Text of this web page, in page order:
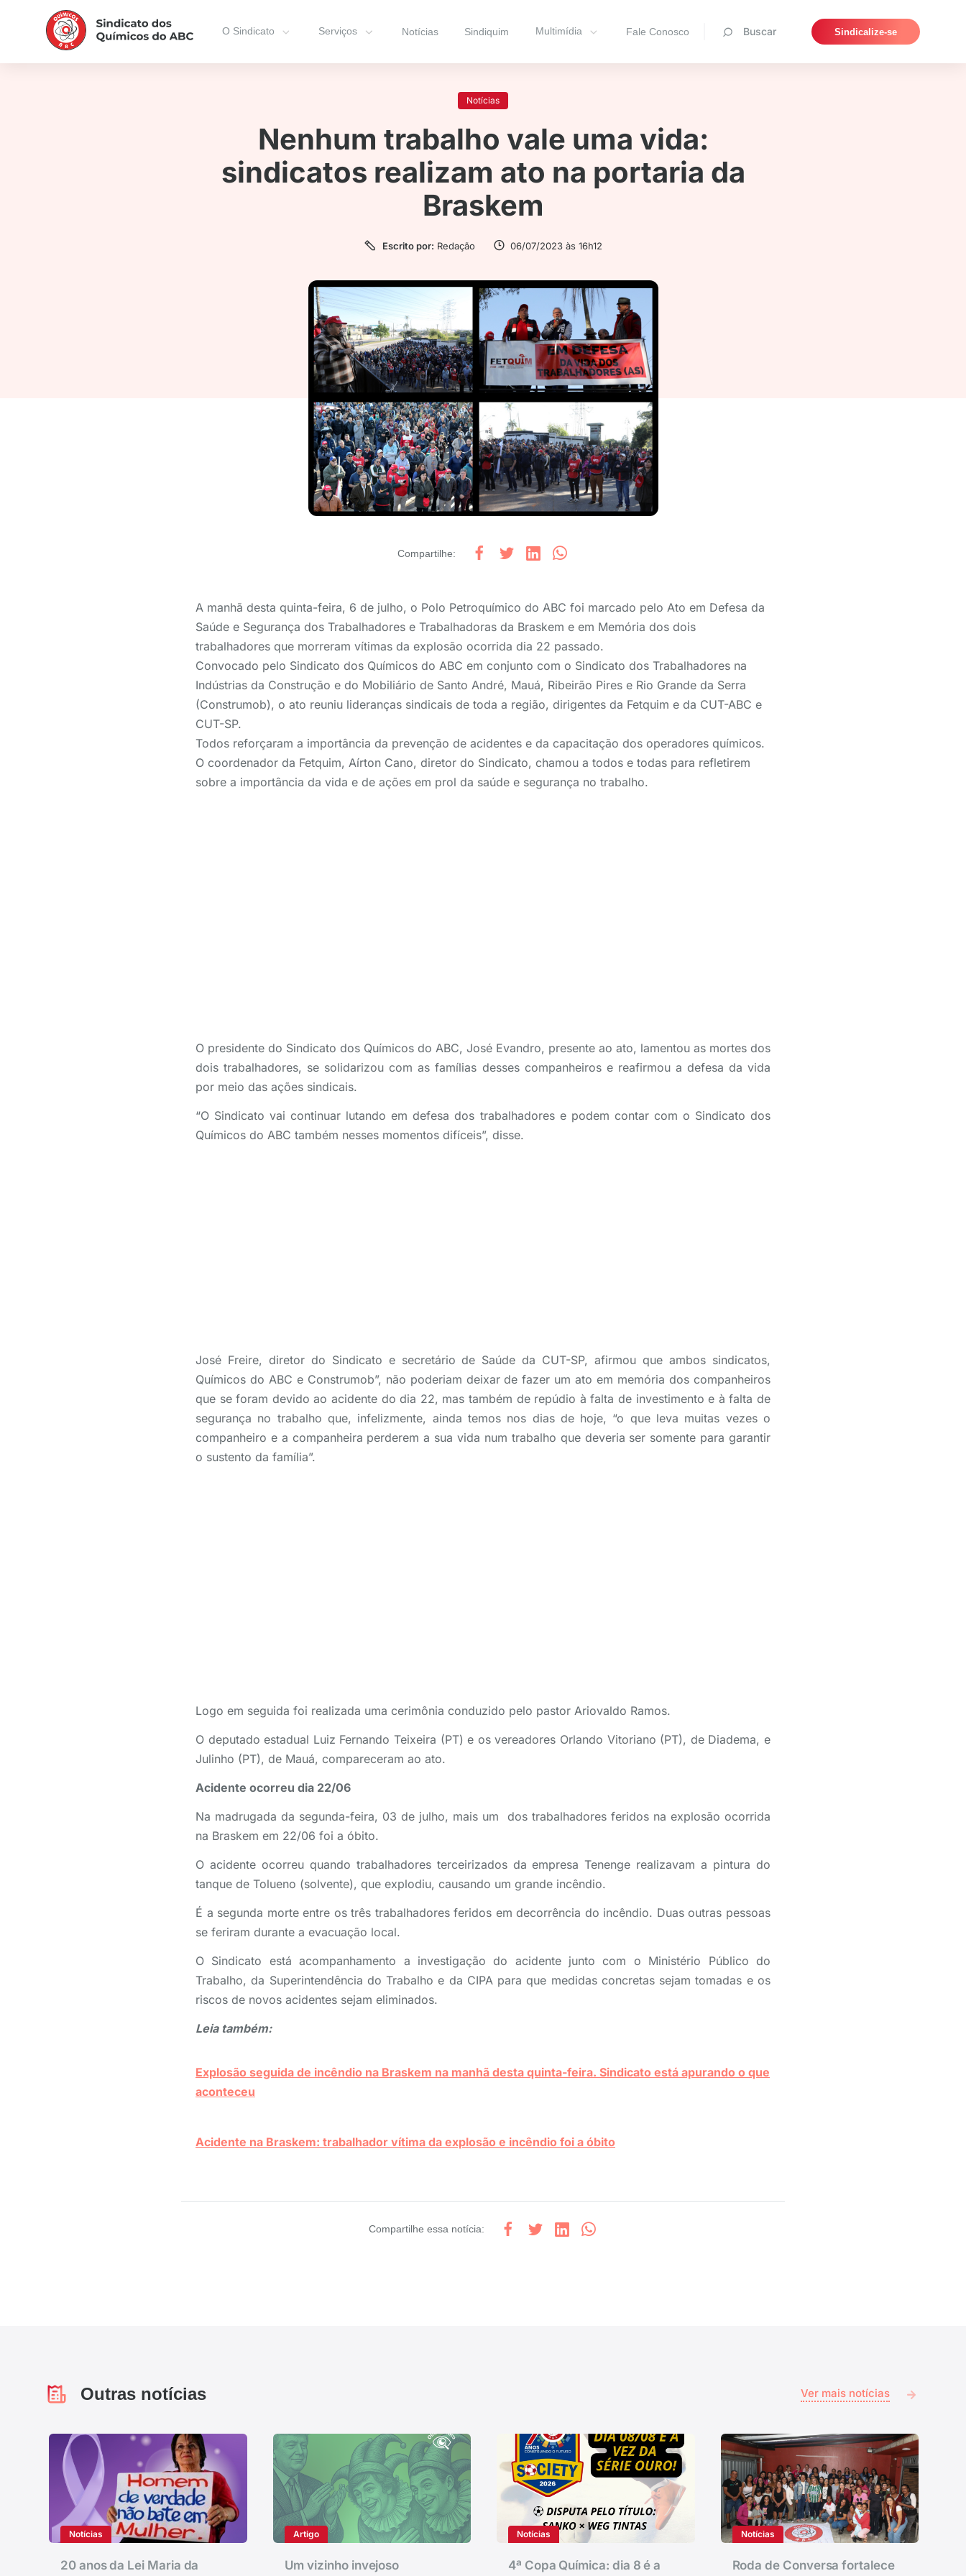
O Sindicato Serviços Notícias Sindiquim Multimídia Fale Conosco Buscar Sindicalize-se
Pesquisar
Notícias
Nenhum trabalho vale uma vida:
sindicatos realizam ato na portaria da
Braskem
Escrito por: Redação 06/07/2023 às 16h12
Compartilhe:
A manhã desta quinta-feira, 6 de julho, o Polo Petroquímico do ABC foi marcado pelo Ato em Defesa da
Saúde e Segurança dos Trabalhadores e Trabalhadoras da Braskem e em Memória dos dois
trabalhadores que morreram vítimas da explosão ocorrida dia 22 passado.
Convocado pelo Sindicato dos Químicos do ABC em conjunto com o Sindicato dos Trabalhadores na
Indústrias da Construção e do Mobiliário de Santo André, Mauá, Ribeirão Pires e Rio Grande da Serra
(Construmob), o ato reuniu lideranças sindicais de toda a região, dirigentes da Fetquim e da CUT-ABC e
CUT-SP.
Todos reforçaram a importância da prevenção de acidentes e da capacitação dos operadores químicos.
O coordenador da Fetquim, Aírton Cano, diretor do Sindicato, chamou a todos e todas para refletirem
sobre a importância da vida e de ações em prol da saúde e segurança no trabalho.
O presidente do Sindicato dos Químicos do ABC, José Evandro, presente ao ato, lamentou as mortes dos
dois trabalhadores, se solidarizou com as famílias desses companheiros e reafirmou a defesa da vida
por meio das ações sindicais.
“O Sindicato vai continuar lutando em defesa dos trabalhadores e podem contar com o Sindicato dos
Químicos do ABC também nesses momentos difíceis”, disse.
José Freire, diretor do Sindicato e secretário de Saúde da CUT-SP, afirmou que ambos sindicatos,
Químicos do ABC e Construmob”, não poderiam deixar de fazer um ato em memória dos companheiros
que se foram devido ao acidente do dia 22, mas também de repúdio à falta de investimento e à falta de
segurança no trabalho que, infelizmente, ainda temos nos dias de hoje, “o que leva muitas vezes o
companheiro e a companheira perderem a sua vida num trabalho que deveria ser somente para garantir
o sustento da família”.
Logo em seguida foi realizada uma cerimônia conduzido pelo pastor Ariovaldo Ramos.
O deputado estadual Luiz Fernando Teixeira (PT) e os vereadores Orlando Vitoriano (PT), de Diadema, e
Julinho (PT), de Mauá, compareceram ao ato.
Acidente ocorreu dia 22/06
Na madrugada da segunda-feira, 03 de julho, mais um dos trabalhadores feridos na explosão ocorrida
na Braskem em 22/06 foi a óbito.
O acidente ocorreu quando trabalhadores terceirizados da empresa Tenenge realizavam a pintura do
tanque de Tolueno (solvente), que explodiu, causando um grande incêndio.
É a segunda morte entre os três trabalhadores feridos em decorrência do incêndio. Duas outras pessoas
se feriram durante a evacuação local.
O Sindicato está acompanhamento a investigação do acidente junto com o Ministério Público do
Trabalho, da Superintendência do Trabalho e da CIPA para que medidas concretas sejam tomadas e os
riscos de novos acidentes sejam eliminados.
Leia também:
Explosão seguida de incêndio na Braskem na manhã desta quinta-feira. Sindicato está apurando o que
aconteceu
Acidente na Braskem: trabalhador vítima da explosão e incêndio foi a óbito
Compartilhe essa notícia:
Outras notícias Ver mais notícias
Notícias
20 anos da Lei Maria da
Artigo
Um vizinho invejoso
Notícias
4ª Copa Química: dia 8 é a
Notícias
Roda de Conversa fortalece